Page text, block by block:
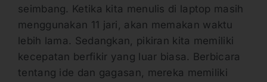
seimbang. Ketika kita menulis di laptop masih
menggunakan 11 jari, akan memakan waktu
lebih lama. Sedangkan, pikiran kita memiliki
kecepatan berfikir yang luar biasa. Berbicara
tentang ide dan gagasan, mereka memiliki